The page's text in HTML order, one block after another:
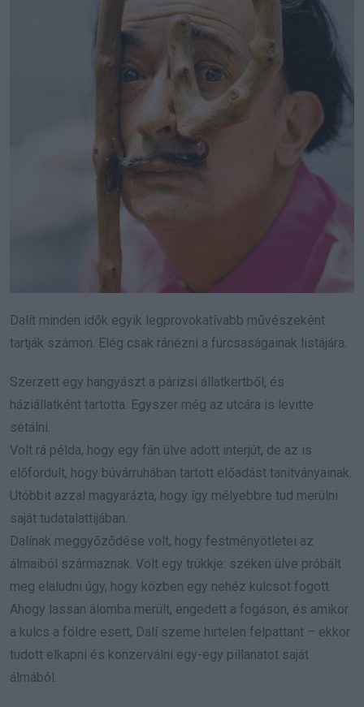
Dalít minden idők egyik legprovokatívabb művészeként
tartják számon. Elég csak ránézni a furcsaságainak listájára.
Szerzett egy hangyászt a párizsi állatkertből, és
háziállatként tartotta. Egyszer még az utcára is levitte
sétálni.
Volt rá példa, hogy egy fán ülve adott interjút, de az is
előfordult, hogy búvárruhában tartott előadást tanítványainak.
Utóbbit azzal magyarázta, hogy így mélyebbre tud merülni
saját tudatalattijában.
Dalínak meggyőződése volt, hogy festményötletei az
álmaiból származnak. Volt egy trükkje: széken ülve próbált
meg elaludni úgy, hogy közben egy nehéz kulcsot fogott.
Ahogy lassan álomba merült, engedett a fogáson, és amikor
a kulcs a földre esett, Dalí szeme hirtelen felpattant – ekkor
tudott elkapni és konzerválni egy-egy pillanatot saját
álmából.